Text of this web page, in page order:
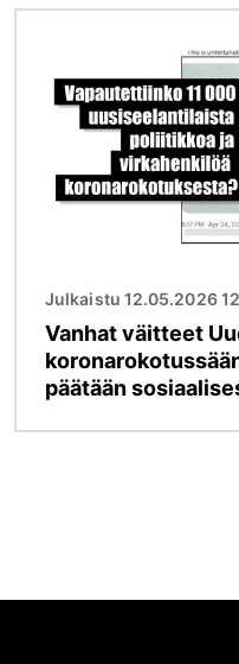
Julkaistu 12.05.2026
Vanhat väitteet
päätään